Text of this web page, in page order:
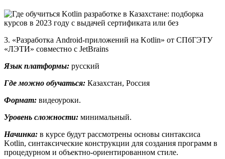
3. «Разработка Android-приложений на Kotlin» от СПбГЭТУ
«ЛЭТИ» совместно с JetBrains
Язык платформы: русский
Где можно обучаться: Казахстан, Россия
Формат: видеоуроки.
Уровень сложности: минимальный.
Начинка: в курсе будут рассмотрены основы синтаксиса
Kotlin, синтаксические конструкции для создания программ в
процедурном и объектно-ориентированном стиле.